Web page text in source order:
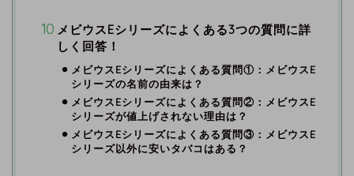
メビウスEシリーズによくある3つの質問に詳
しく回答！
メビウスEシリーズによくある質問①：メビウスE
シリーズの名前の由来は？
メビウスEシリーズによくある質問②：メビウスE
シリーズが値上げされない理由は？
メビウスEシリーズによくある質問③：メビウスE
シリーズ以外に安いタバコはある？